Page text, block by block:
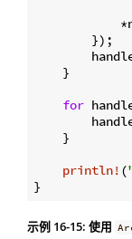
        });
    }
for
    }
println! (
示例 16-15: 使用